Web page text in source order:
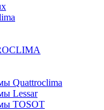
Quattroclima
Lessar
TOSOT